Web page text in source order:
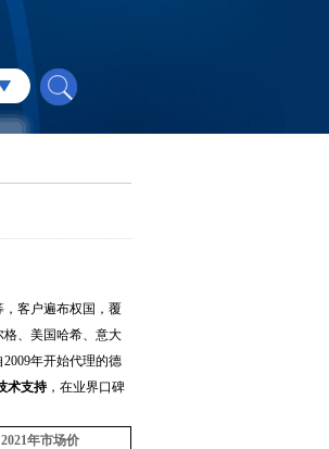
客户遍布权国，覆
格、美国哈希、意大
2009年开始代理的德
术支持，在业界口碑
2021年市场价